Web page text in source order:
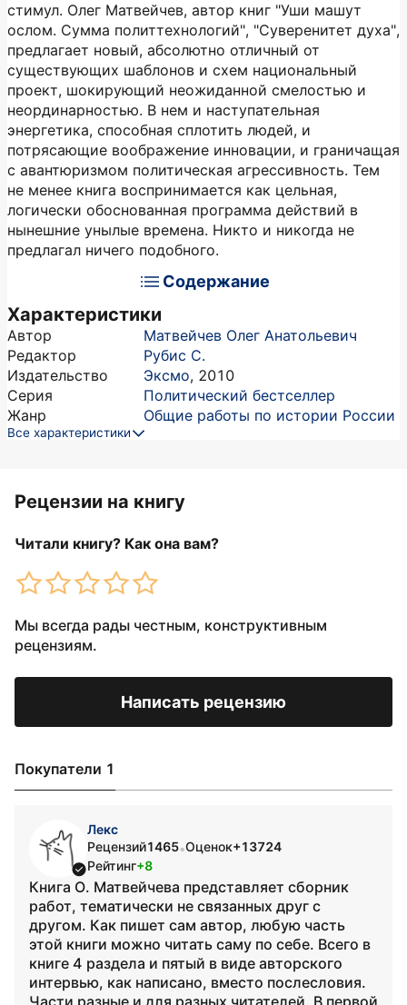
стимул. Олег Матвейчев, автор книг "Уши машут
ослом. Сумма политтехнологий", "Суверенитет духа",
предлагает новый, абсолютно отличный от
существующих шаблонов и схем национальный
проект, шокирующий неожиданной смелостью и
неординарностью. В нем и наступательная
энергетика, способная сплотить людей, и
потрясающие воображение инновации, и граничащая
с авантюризмом политическая агрессивность. Тем
не менее книга воспринимается как цельная,
логически обоснованная программа действий в
нынешние унылые времена. Никто и никогда не
предлагал ничего подобного.
Содержание
Характеристики
Автор
Матвейчев Олег Анатольевич
Редактор
Рубис С.
Издательство
Эксмо, 2010
Серия
Политический бестселлер
Жанр
Общие работы по истории России
Все характеристики
Рецензии на книгу
Читали книгу? Как она вам?
Мы всегда рады честным, конструктивным
рецензиям.
Написать рецензию
Покупатели 1
Лекс
Рецензий1465•Оценок+13724
Рейтинг+8
Книга О. Матвейчева представляет сборник
работ, тематически не связанных друг с
другом. Как пишет сам автор, любую часть
этой книги можно читать саму по себе. Всего в
книге 4 раздела и пятый в виде авторского
интервью, как написано, вместо послесловия.
Части разные и для разных читателей. В первой